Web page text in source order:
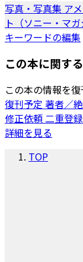
写真・写真集 ア
ト（ソニー・マガ
キーワードの編集
この本に関す
この本の情報を
復刊予定 著者／
修正依頼二重登
詳細を見る
TOP